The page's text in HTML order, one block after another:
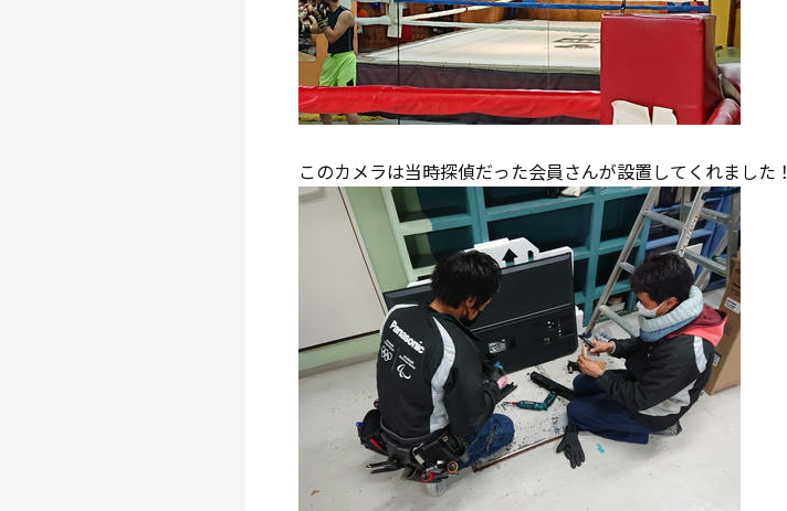
このカメラは当時探偵だった会員さんが設置してくれました！